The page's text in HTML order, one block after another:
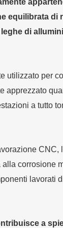
equilibrata
di
utilizzato per
apprezzato
a tutto
corrosione
lavorati
a